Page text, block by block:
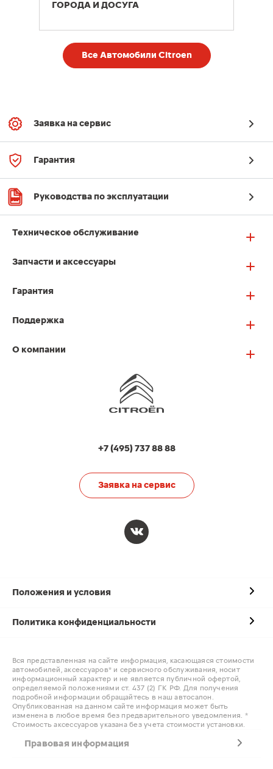
ГОРОДА И ДОСУГА
Все Автомобили Citroen
Заявка на сервис
Гарантия
Руководства по эксплуатации
Техническое обслуживание
Запчасти и аксессуары
Гарантия
Поддержка
О компании
+7 (495) 737 88 88
Заявка на сервис
Положения и условия
Политика конфиденциальности
Вся представленная на сайте информация, касающаяся стоимости
автомобилей, аксессуаров* и сервисного обслуживания, носит
информационный характер и не является публичной офертой,
определяемой положениями ст. 437 (2) ГК РФ. Для получения
подробной информации обращайтесь в наш автосалон.
Опубликованная на данном сайте информация может быть
изменена в любое время без предварительного уведомления. *
Стоимость аксессуаров указана без учета стоимости установки.
Правовая информация